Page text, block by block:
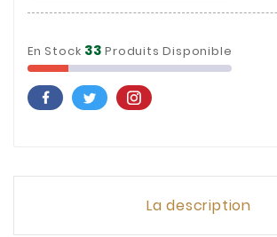
En Stock 33Produits Disponible
La description